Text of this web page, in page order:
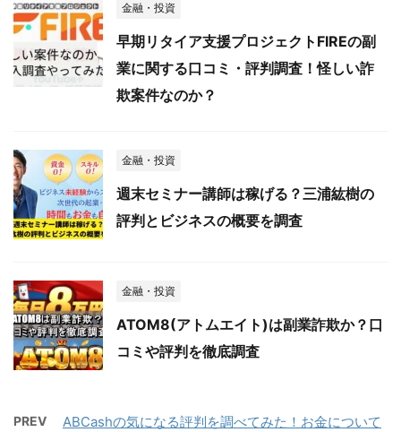
金融・投資
早期リタイア支援プロジェクトFIREの副
業に関する口コミ・評判調査！怪しい詐
欺案件なのか？
金融・投資
週末セミナー講師は稼げる？三浦紘樹の
評判とビジネスの概要を調査
金融・投資
ATOM8(アトムエイト)は副業詐欺か？口
コミや評判を徹底調査
PREV
ABCashの気になる評判を調べてみた！お金について